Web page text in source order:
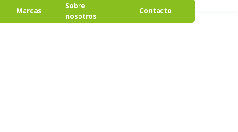
Marcas
Sobre
nosotros
Contacto